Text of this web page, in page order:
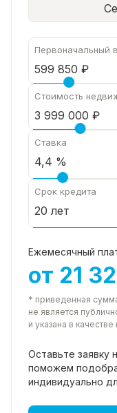
Первоначальный
Стоимость
Ставка
Срок кредита
Ежемесячный
от 21
* приведенная
не является
и указана в
Оставьте заявку
поможем
индивидуально